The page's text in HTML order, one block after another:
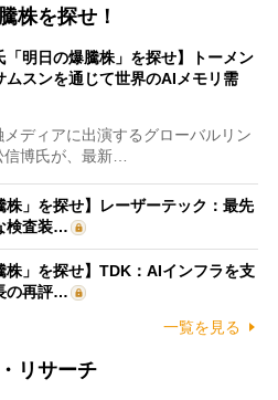
株を探せ！
「明日の爆騰株」を探せ】トーメン
ムスンを通じて世界のAIメモリ需
ディアに出演するグローバルリン
博氏が、最新…
株」を探せ】レーザーテック：最先
検査装…
株」を探せ】TDK：AIインフラを支
の再評…
一覧を見る
リサーチ